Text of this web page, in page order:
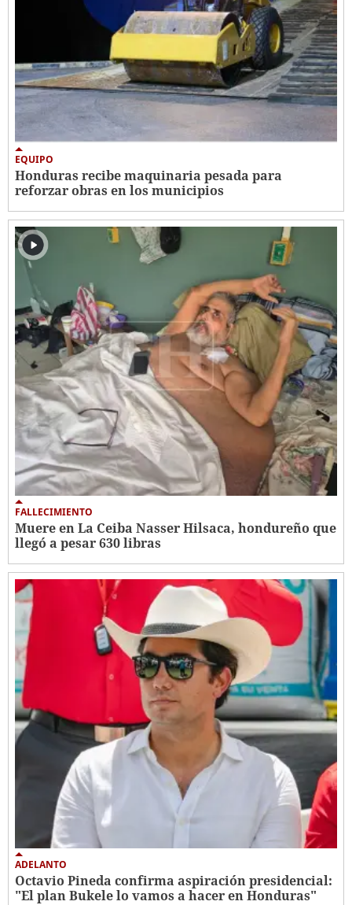
EQUIPO
Honduras recibe maquinaria pesada para
reforzar obras en los municipios
FALLECIMIENTO
Muere en La Ceiba Nasser Hilsaca, hondureño que
llegó a pesar 630 libras
ADELANTO
Octavio Pineda confirma aspiración presidencial:
"El plan Bukele lo vamos a hacer en Honduras"